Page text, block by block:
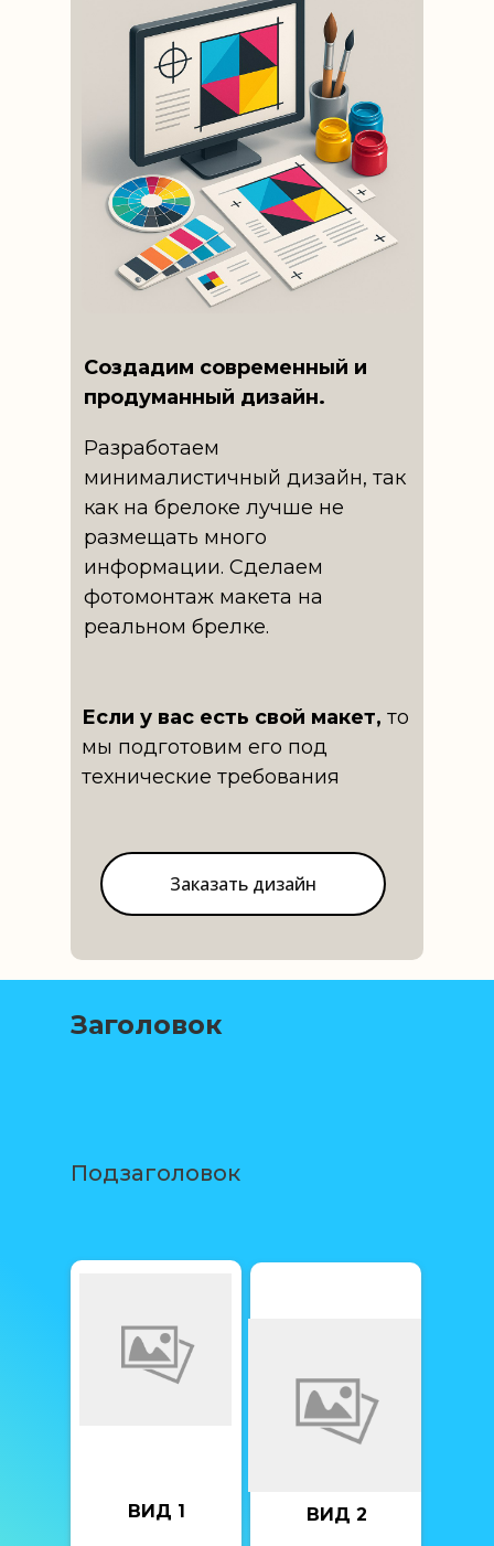
Компания "Арбат": сувенирыне брелоки
Если у вас есть свой макет, то
мы подготовим его под
технические требования
Создадим современный и
продуманный дизайн.
Разработаем
минималистичный дизайн, так
как на брелоке лучше не
размещать много
информации. Сделаем
фотомонтаж макета на
реальном брелке.
Заказать дизайн
ВИД 1 ВИД 2
Заголовок
Подзаголовок